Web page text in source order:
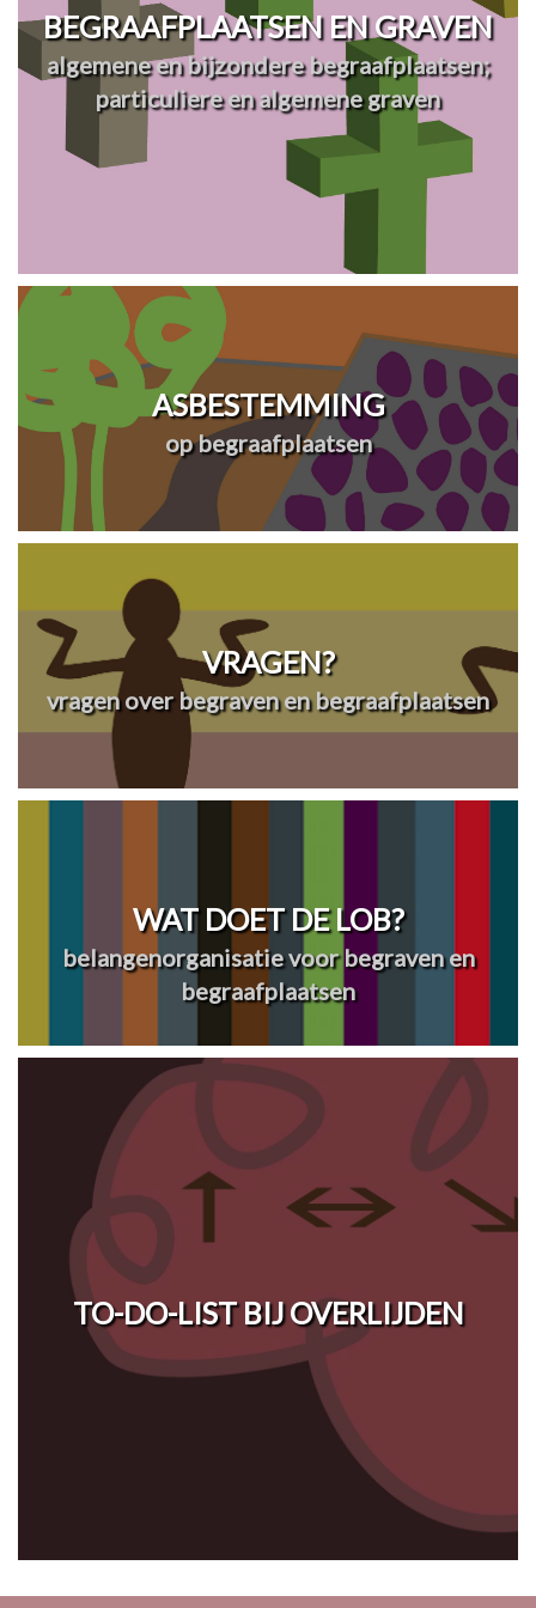
BEGRAAFPLAATSEN EN GRAVEN
algemene en bijzondere begraafplaatsen;
particuliere en algemene graven
ASBESTEMMING
op begraafplaatsen
VRAGEN?
vragen over begraven en begraafplaatsen
WAT DOET DE LOB?
belangenorganisatie voor begraven en
begraafplaatsen
TO-DO-LIST BIJ OVERLIJDEN